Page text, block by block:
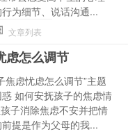
为细节、说话沟通...
文章列表
虑怎么调节
焦虑忧虑怎么调节”主题
如何安抚孩子的焦虑情
子消除焦虑不安并把情
提是作为父母的我...